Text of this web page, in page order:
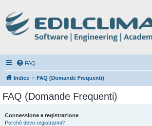
FAQ
Indice FAQ (Domande Frequenti)
FAQ (Domande Frequenti)
Connessione e registrazione
Perché devo registrarmi?